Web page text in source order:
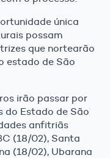
única
possam
que nortearão
estado de São
irão passar por
do Estado de São
anfitriãs
(18/02), Santa
(18/02), Ubarana